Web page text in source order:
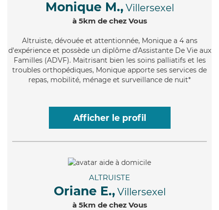
Monique M., Villersexel
à 5km de chez Vous
Altruiste, dévouée et attentionnée, Monique a 4 ans
d'expérience et possède un diplôme d'Assistante De Vie aux
Familles (ADVF). Maitrisant bien les soins palliatifs et les
troubles orthopédiques, Monique apporte ses services de
repas, mobilité, ménage et surveillance de nuit*
Afficher le profil
ALTRUISTE
Oriane E., Villersexel
à 5km de chez Vous